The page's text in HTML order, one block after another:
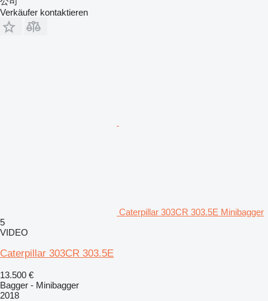
Verkäufer kontaktieren
Caterpillar 303CR 303.5E Minibagger
5
VIDEO
Caterpillar 303CR 303.5E
13.500 €
Bagger - Minibagger
2018